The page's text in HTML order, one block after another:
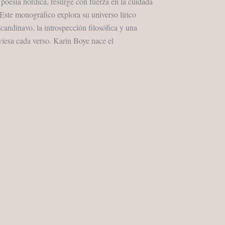
monográfico explora su universo lírico
la introspección filosófica y una
cada verso. Karin Boye nace el